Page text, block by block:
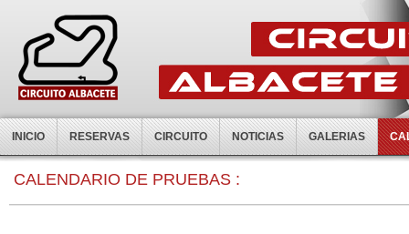
INICIO RESERVAS CIRCUITO NOTICIAS GALERIAS
CALENDARIO DE PRUEBAS :
0:00